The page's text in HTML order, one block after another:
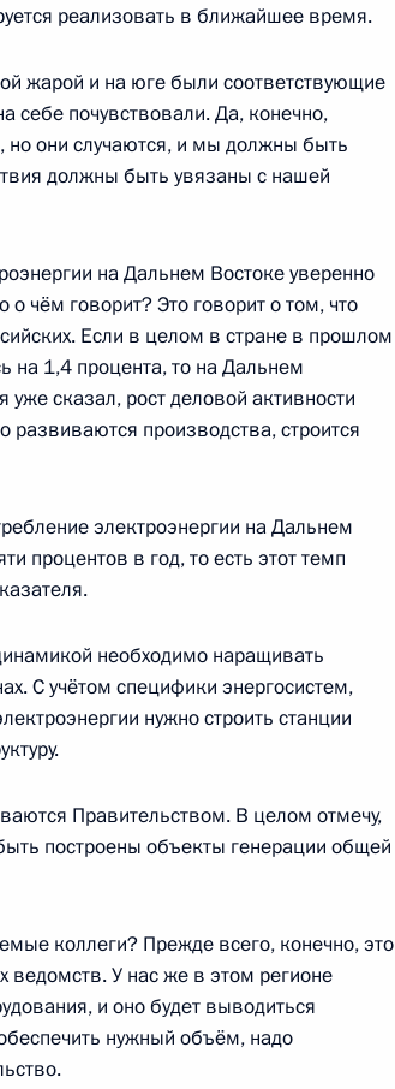
«Россия»
поездку
объектов
реализовать в ближайшее время.
жарой и на юге были соответствующие
себе почувствовали. Да, конечно,
но они случаются, и мы должны быть
должны быть увязаны с нашей
на Дальнем Востоке уверенно
о чём говорит? Это говорит о том, что
Если в целом в стране в прошлом
на 1,4 процента, то на Дальнем
сказал, рост деловой активности
развиваются производства, строится
электроэнергии на Дальнем
процентов в год, то есть этот темп
необходимо наращивать
С учётом специфики энергосистем,
нужно строить станции
Правительством. В целом отмечу,
построены объекты генерации общей
коллеги? Прежде всего, конечно, это
ведомств. У нас же в этом регионе
и оно будет выводиться
нужный объём, надо